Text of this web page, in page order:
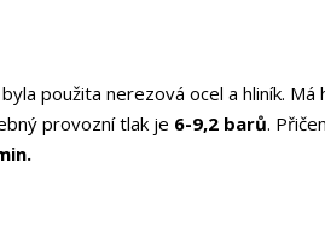
použita nerezová ocel a hliník.
provozní tlak je 6-9,2 barů.